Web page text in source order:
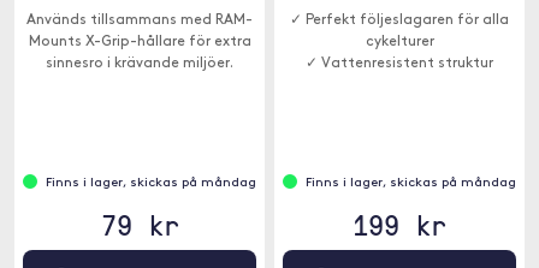
Används tillsammans med RAM-
Mounts X-Grip-hållare för extra
sinnesro i krävande miljöer.
Finns i lager, skickas på måndag
79 kr
✓ Perfekt följeslagaren för alla
cykelturer
✓ Vattenresistent struktur
Finns i lager, skickas på måndag
199 kr